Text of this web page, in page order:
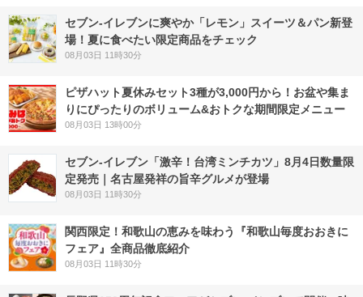
セブン‐イレブンに爽やか「レモン」スイーツ＆パン新登
場！夏に食べたい限定商品をチェック
08月03日 11時30分
ピザハット夏休みセット3種が3,000円から！お盆や集ま
りにぴったりのボリューム&おトクな期間限定メニュー
08月03日 13時00分
セブン-イレブン「激辛！台湾ミンチカツ」8月4日数量限
定発売｜名古屋発祥の旨辛グルメが登場
08月03日 11時30分
関西限定！和歌山の恵みを味わう『和歌山毎度おおきに
フェア』全商品徹底紹介
08月03日 11時30分